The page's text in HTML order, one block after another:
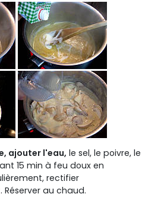
ajouter l'eau, le sel, le poivre, le
15 min à feu doux en
rectifier
. Réserver au chaud.